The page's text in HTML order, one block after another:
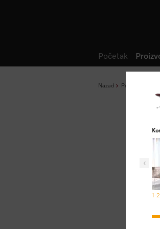
Nazad Početak
Početak
1-